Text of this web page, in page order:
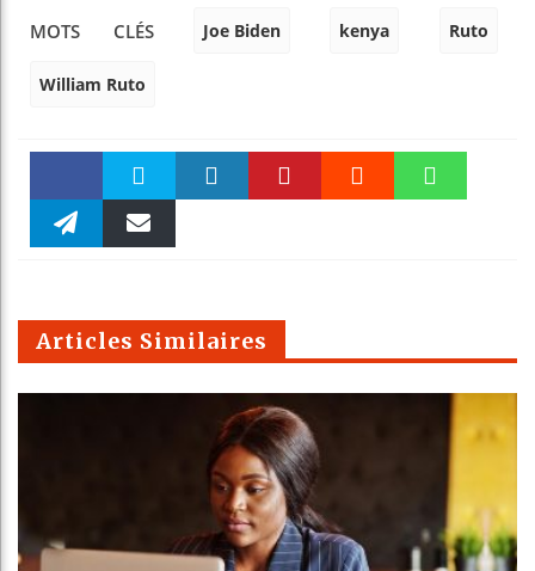
MOTS CLÉS Joe Biden kenya Ruto
William Ruto
Faceboo Twitter
m
Articles Similaires